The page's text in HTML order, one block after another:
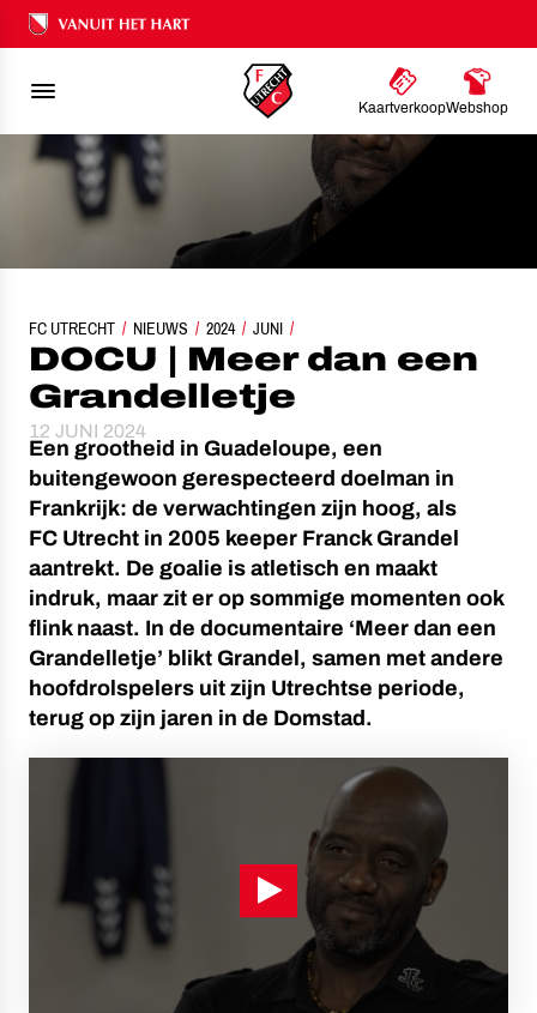
Ons nalatenschap
KaartverkoopWebshop
FC UTRECHT NIEUWS 2024 JUNI
DOCU | MEER DAN EEN GRANDELLETJE
DOCU | Meer dan een
Grandelletje
12 JUNI 2024
Een grootheid in Guadeloupe, een
buitengewoon gerespecteerd doelman in
Frankrijk: de verwachtingen zijn hoog, als
FC Utrecht in 2005 keeper Franck Grandel
aantrekt. De goalie is atletisch en maakt
indruk, maar zit er op sommige momenten ook
flink naast. In de documentaire ‘Meer dan een
Grandelletje’ blikt Grandel, samen met andere
hoofdrolspelers uit zijn Utrechtse periode,
terug op zijn jaren in de Domstad.